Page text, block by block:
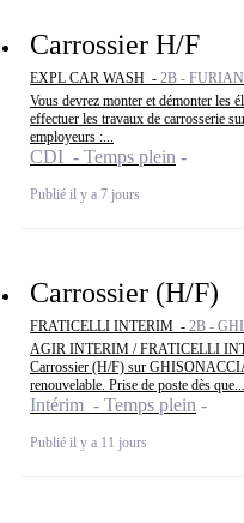
Carrossier H/F
EXPL CAR WASH - 2B -
Vous devrez monter et démonter les
effectuer les travaux de carrosserie
employeurs :...
CDI - Temps plein
Publié il y a 7 jours
Carrossier (H/F)
FRATICELLI INTERIM - 2B -
AGIR INTERIM / FRATICELLI
Carrossier (H/F) sur
renouvelable. Prise de poste dès que...
Intérim - Temps plein
Publié il y a 11 jours